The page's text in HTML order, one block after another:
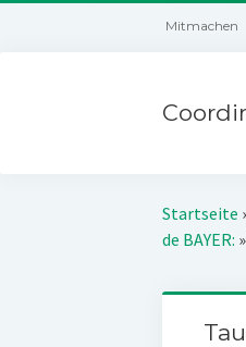
Mitmachen
Startseite
de BAYER: »